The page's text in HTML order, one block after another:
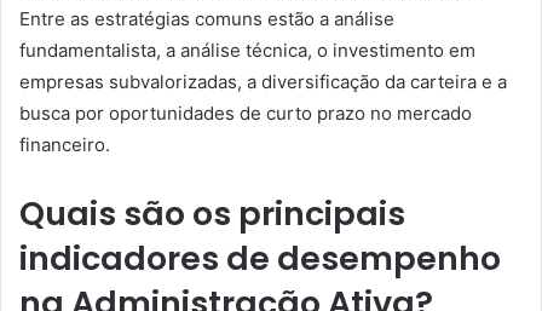
Entre as estratégias comuns estão a análise
fundamentalista, a análise técnica, o investimento em
empresas subvalorizadas, a diversificação da carteira e a
busca por oportunidades de curto prazo no mercado
financeiro.
Quais são os principais
indicadores de desempenho